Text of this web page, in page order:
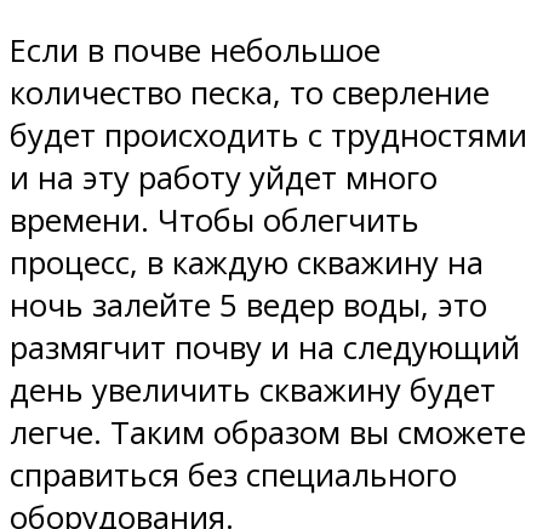
Если в почве небольшое
количество песка, то сверление
будет происходить с трудностями
и на эту работу уйдет много
времени. Чтобы облегчить
процесс, в каждую скважину на
ночь залейте 5 ведер воды, это
размягчит почву и на следующий
день увеличить скважину будет
легче. Таким образом вы сможете
справиться без специального
оборудования.